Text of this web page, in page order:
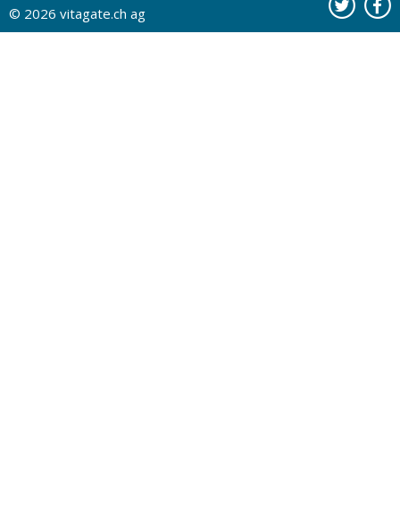
Kontakt
Werbung auf vitagate.ch
© 2026 vitagate.ch ag